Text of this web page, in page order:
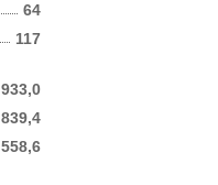
117
64
933,0
839,4
558,6